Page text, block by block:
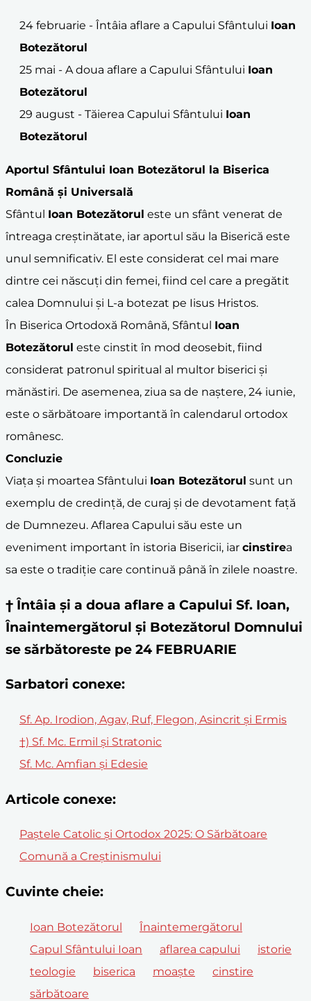
24 februarie - Întâia aflare a Capului Sfântului Ioan
Botezătorul
25 mai - A doua aflare a Capului Sfântului Ioan
Botezătorul
29 august - Tăierea Capului Sfântului Ioan
Botezătorul
Aportul Sfântului Ioan Botezătorul la Biserica
Română și Universală
Sfântul Ioan Botezătorul este un sfânt venerat de
întreaga creștinătate, iar aportul său la Biserică este
unul semnificativ. El este considerat cel mai mare
dintre cei născuți din femei, fiind cel care a pregătit
calea Domnului și L-a botezat pe Iisus Hristos.
În Biserica Ortodoxă Română, Sfântul Ioan
Botezătorul este cinstit în mod deosebit, fiind
considerat patronul spiritual al multor biserici și
mănăstiri. De asemenea, ziua sa de naștere, 24 iunie,
este o sărbătoare importantă în calendarul ortodox
românesc.
Concluzie
Viața și moartea Sfântului Ioan Botezătorul sunt un
exemplu de credință, de curaj și de devotament față
de Dumnezeu. Aflarea Capului său este un
eveniment important în istoria Bisericii, iar cinstirea
sa este o tradiție care continuă până în zilele noastre.
† Întâia și a doua aflare a Capului Sf. Ioan,
Înaintemergătorul și Botezătorul Domnului
se sărbătoreste pe 24 FEBRUARIE
Sarbatori conexe:
Sf. Ap. Irodion, Agav, Ruf, Flegon, Asincrit și Ermis
†) Sf. Mc. Ermil și Stratonic
Sf. Mc. Amfian şi Edesie
Articole conexe:
Paștele Catolic și Ortodox 2025: O Sărbătoare
Comună a Creștinismului
Cuvinte cheie:
Ioan Botezătorul
Înaintemergătorul
Capul Sfântului Ioan
aflarea capului
istorie
teologie
biserica moaște
cinstire
sărbătoare